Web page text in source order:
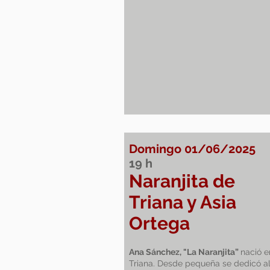
Domingo 01/06/2025
19 h
Naranjita de
Triana y Asia
Ortega
Ana Sánchez, "La Naranjita” nació
Triana. Desde pequeña se dedicó al